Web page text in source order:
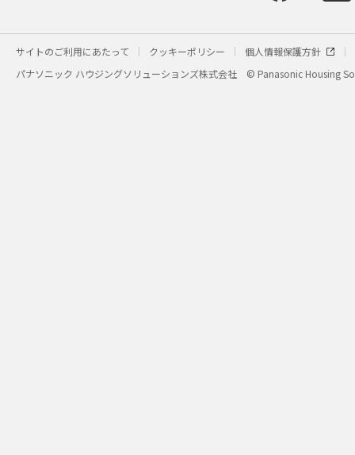
サイトのご利用にあたって クッキーポリシー
個人情報保護方針
パナソニック ハウジングソリューションズ株式会社
© Panasonic Housing